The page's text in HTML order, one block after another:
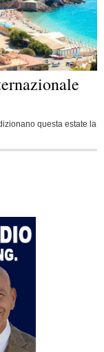
questa estate la